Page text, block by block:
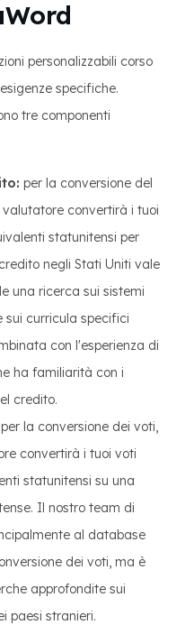
personalizzabili corso
specifiche.
tre componenti
per la conversione del
convertirà i tuoi
statunitensi per
negli Stati Uniti vale
una ricerca sui sistemi
sui curricula specifici
con l'esperienza di
ha familiarità con i
credito.
per la conversione dei voti,
convertirà i tuoi voti
statunitensi su una
Il nostro team di
al database
dei voti, ma è
approfondite sui
paesi stranieri.